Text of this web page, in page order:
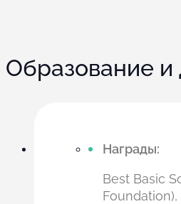
Образование
Награды:
Best Basic